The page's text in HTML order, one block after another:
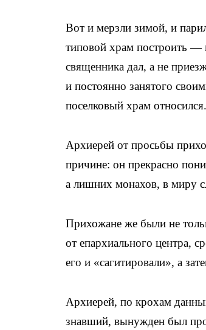
Вот и мерзли зимой, и
типовой храм построить —
священника дал, а не
и постоянно занятого
поселковый храм относился.
Архиерей от просьбы
причине: он прекрасно
а лишних монахов, в миру
Прихожане же были не
от епархиального центра,
его и «сагитировали», а
Архиерей, по крохам
знавший, вынужден был